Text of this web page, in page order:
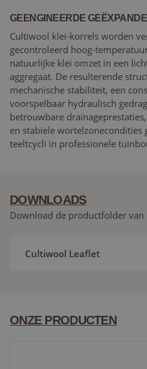
GEENGINEERDE
Cultiwool klei-korrels worden
gecontroleerd hoog-
natuurlijke klei omzet in een
aggregaat. De resulterende
mechanische stabiliteit, een
voorspelbaar hydraulisch
betrouwbare
en stabiele wortelzonecondities
teeltcycli in professionele
DOWNLOADS
Download de productfolder
Cultiwool Leaflet
ONZE PRODUCTEN